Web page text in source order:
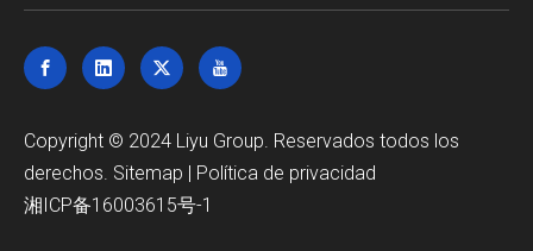
Copyright © 2024 Liyu Group. Reservados todos los
derechos. Sitemap | Política de privacidad
湘ICP备16003615号-1